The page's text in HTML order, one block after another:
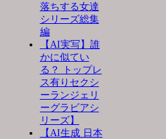
落ちする女達
シリーズ総集
編
【AI実写】誰
かに似てい
る？ トップレ
ス有りセクシ
ーランジェリ
ーグラビアシ
リーズ】
【AI生成 日本